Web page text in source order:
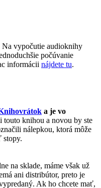
Na vypočutie audioknihy
počúvanie
informácii nájdete tu.
a je vo
touto knihou a novou by ste
nálepkou, ktorá môže
stopy.
na sklade, máme však už
ani distribútor, preto je
Ak ho chcete mať,